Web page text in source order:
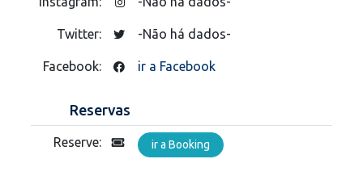
Twitter: -Não há dados-
Facebook: ir a Facebook
Reservas
Reserve: ir a Booking